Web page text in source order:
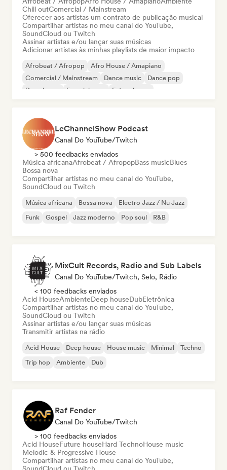
Chill outComercial / Mainstream
Oferecer aos artistas um contrato de publicação musical
Compartilhar artistas no meu canal do YouTube,
SoundCloud ou Twitch
Assinar artistas e/ou lançar suas músicas
Adicionar artistas às minhas playlists de maior impacto
Afrobeat / Afropop
Afro House / Amapiano
Comercial / Mainstream
Dance music
Dance pop
Deep house
French house Future house
LeChannelShow Podcast
Canal Do YouTube/Twitch
> 500 feedbacks enviados
Música africanaAfrobeat / AfropopBass musicBlues
Bossa nova
Compartilhar artistas no meu canal do YouTube,
SoundCloud ou Twitch
Música africana Bossa nova
Electro Jazz / Nu Jazz
Funk
Gospel Jazz moderno Pop soul R&B
MixCult Records, Radio and Sub Labels
Canal Do YouTube/Twitch, Selo, Rádio
< 100 feedbacks enviados
Acid HouseAmbienteDeep houseDubEletrônica
Compartilhar artistas no meu canal do YouTube,
SoundCloud ou Twitch
Assinar artistas e/ou lançar suas músicas
Transmitir artistas na rádio
Acid House Deep house House music Minimal
Techno
Trip hop
Ambiente Dub
Raf Fender
Canal Do YouTube/Twitch
> 100 feedbacks enviados
Acid HouseFuture houseHard TechnoHouse music
Melodic & Progressive House
Compartilhar artistas no meu canal do YouTube,